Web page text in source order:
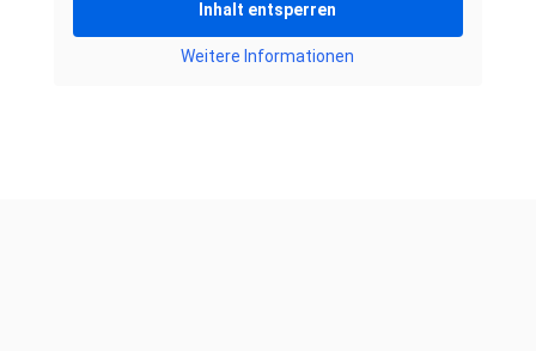
Inhalt entsperren
Weitere Informationen